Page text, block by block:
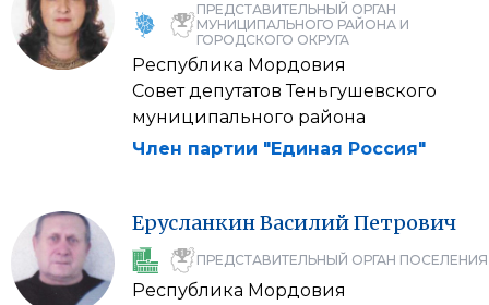
ПРЕДСТАВИТЕЛЬНЫЙ ОРГАН
МУНИЦИПАЛЬНОГО РАЙОНА И
ГОРОДСКОГО ОКРУГА
Республика Мордовия
Совет депутатов Теньгушевского
муниципального района
Член партии "Единая Россия"
ЕрусланкинВасилийПетрович
ПРЕДСТАВИТЕЛЬНЫЙ ОРГАН ПОСЕЛЕНИЯ
Республика Мордовия